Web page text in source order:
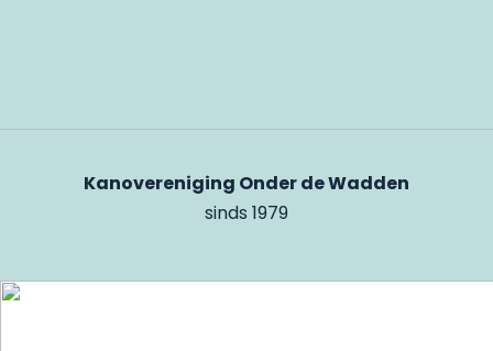
Kanovereniging Onder de Wadden
sinds 1979